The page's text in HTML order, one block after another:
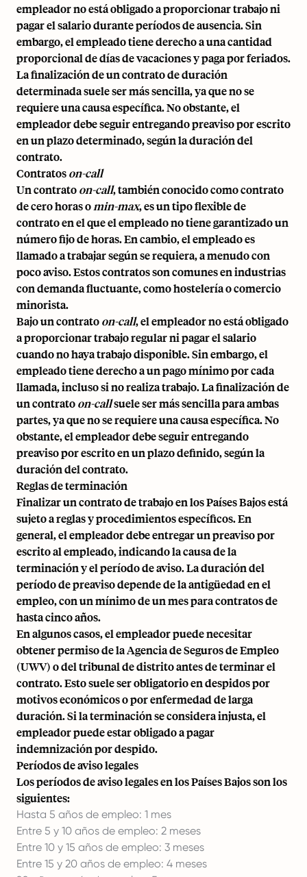
empleador no está obligado a proporcionar trabajo ni
pagar el salario durante períodos de ausencia. Sin
embargo, el empleado tiene derecho a una cantidad
proporcional de días de vacaciones y paga por feriados.
La finalización de un contrato de duración
determinada suele ser más sencilla, ya que no se
requiere una causa específica. No obstante, el
empleador debe seguir entregando preaviso por escrito
en un plazo determinado, según la duración del
contrato.
Contratoson-call
Un contratoon-call, también conocido como contrato
de cero horas omin-max, es un tipo flexible de
contrato en el que el empleado no tiene garantizado un
número fijo de horas. En cambio, el empleado es
llamado a trabajar según se requiera, a menudo con
poco aviso. Estos contratos son comunes en industrias
con demanda fluctuante, como hostelería o comercio
minorista.
Bajo un contratoon-call, el empleador no está obligado
a proporcionar trabajo regular ni pagar el salario
cuando no haya trabajo disponible. Sin embargo, el
empleado tiene derecho a un pago mínimo por cada
llamada, incluso si no realiza trabajo. La finalización de
un contratoon-callsuele ser más sencilla para ambas
partes, ya que no se requiere una causa específica. No
obstante, el empleador debe seguir entregando
preaviso por escrito en un plazo definido, según la
duración del contrato.
Reglas de terminación
Finalizar un contrato de trabajo en los Países Bajos está
sujeto a reglas y procedimientos específicos. En
general, el empleador debe entregar un preaviso por
escrito al empleado, indicando la causa de la
terminación y el período de aviso. La duración del
período de preaviso depende de la antigüedad en el
empleo, con un mínimo de un mes para contratos de
hasta cinco años.
En algunos casos, el empleador puede necesitar
obtener permiso de la Agencia de Seguros de Empleo
(UWV) o del tribunal de distrito antes de terminar el
contrato. Esto suele ser obligatorio en despidos por
motivos económicos o por enfermedad de larga
duración. Si la terminación se considera injusta, el
empleador puede estar obligado a pagar
indemnización por despido.
Períodos de aviso legales
Los períodos de aviso legales en los Países Bajos son los
siguientes:
Hasta 5 años de empleo: 1 mes
Entre 5 y 10 años de empleo: 2 meses
Entre 10 y 15 años de empleo: 3 meses
Entre 15 y 20 años de empleo: 4 meses